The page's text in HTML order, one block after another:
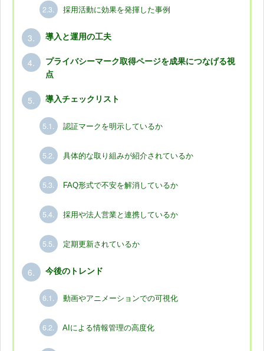
2.3. 採用活動に効果を発揮した事例
3. 導入と運用の工夫
4.
プライバシーマーク取得ページを成果につなげる視
点
5. 導入チェックリスト
5.1. 認証マークを明示しているか
5.2. 具体的な取り組みが紹介されているか
5.3. FAQ形式で不安を解消しているか
5.4. 採用や法人営業と連携しているか
5.5. 定期更新されているか
6. 今後のトレンド
6.1. 動画やアニメーションでの可視化
6.2. AIによる情報管理の高度化